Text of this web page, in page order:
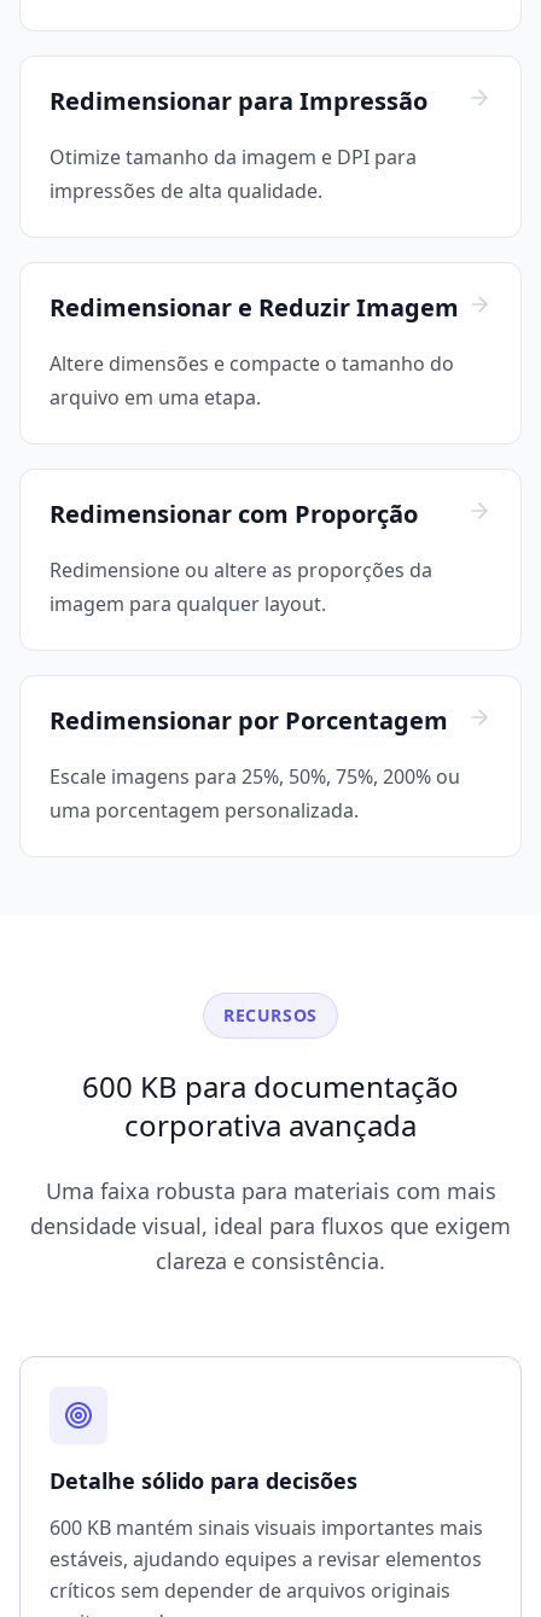
Redimensionar para Impressão
Otimize tamanho da imagem e DPI para
impressões de alta qualidade.
Redimensionar e Reduzir Imagem
Altere dimensões e compacte o tamanho do
arquivo em uma etapa.
Redimensionar com Proporção
Redimensione ou altere as proporções da
imagem para qualquer layout.
Redimensionar por Porcentagem
Escale imagens para 25%, 50%, 75%, 200% ou
uma porcentagem personalizada.
RECURSOS
600 KB para documentação
corporativa avançada
Uma faixa robusta para materiais com mais
densidade visual, ideal para fluxos que exigem
clareza e consistência.
Detalhe sólido para decisões
600 KB mantém sinais visuais importantes mais
estáveis, ajudando equipes a revisar elementos
críticos sem depender de arquivos originais